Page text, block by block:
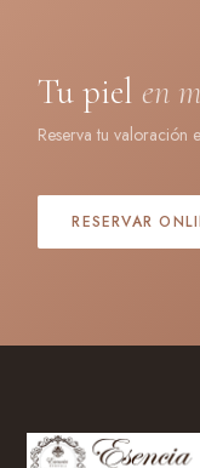
Tu piel en
Reserva tu valoración
RESERVAR